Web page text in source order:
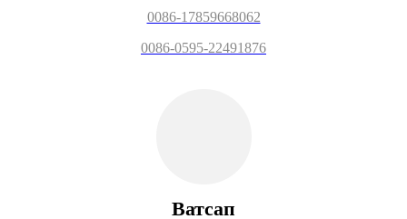
0086-17859668062
0086-0595-22491876
Ватсап